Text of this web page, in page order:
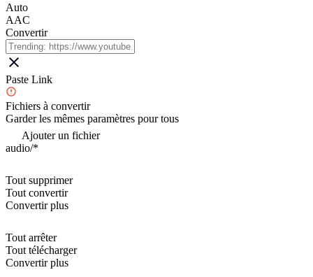
Auto
AAC
Convertir
Paste Link
Fichiers à convertir
Garder les mêmes paramètres pour tous
Ajouter un fichier
audio/*
Tout supprimer
Tout convertir
Convertir plus
Tout arrêter
Tout télécharger
Convertir plus